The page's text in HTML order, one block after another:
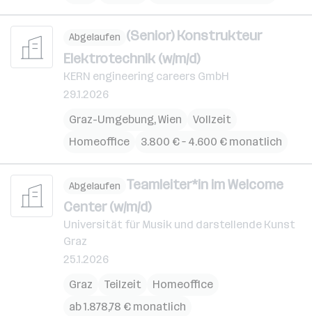
Abgelaufen (Senior) Konstrukteur
Elektrotechnik (w/m/d)
KERN engineering careers GmbH
29.1.2026
Graz-Umgebung,Wien
Vollzeit
Homeoffice
3.800 € – 4.600 € monatlich
Abgelaufen Teamleiter*in im Welcome
Center (w/m/d)
Universität für Musik und darstellende Kunst
Graz
25.1.2026
Graz
Teilzeit
Homeoffice
ab 1.878,78 € monatlich